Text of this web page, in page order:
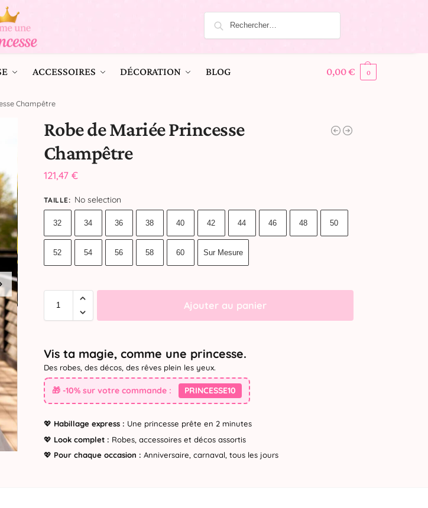
ACCESSOIRES DÉCORATION BLOG 0,00€ 0
Champêtre
Robe de Mariée Princesse
Champêtre
121,47 €
TAILLE: No selection
32 34 36 38 40 42 44 46 48 50
52 54 56 58 60 Sur Mesure
Ajouter au panier
Vis ta magie, comme une princesse.
Des robes, des décos, des rêves plein les yeux.
🎁 -10% sur votre commande : PRINCESSE10
💖 Habillage express : Une princesse prête en 2 minutes
💖 Look complet : Robes, accessoires et décos assortis
💖 Pour chaque occasion : Anniversaire, carnaval, tous les jours